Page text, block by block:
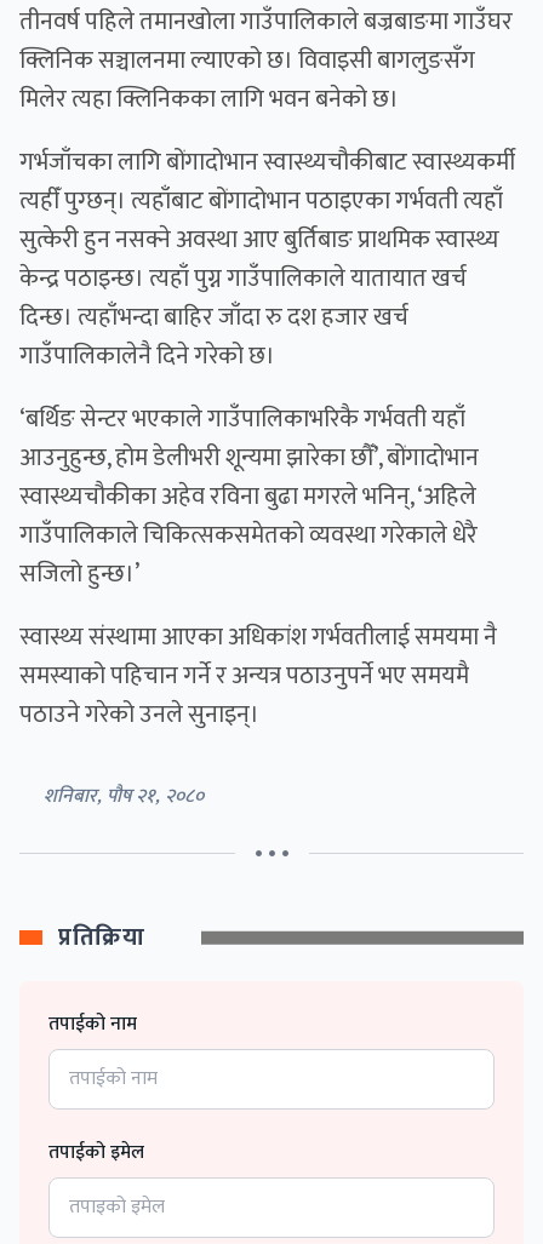
तीनवर्ष पहिले तमानखोला गाउँपालिकाले बज्रबाङमा गाउँघर
क्लिनिक सञ्चालनमा ल्याएको छ। विवाइसी बागलुङसँग
मिलेर त्यहा क्लिनिकका लागि भवन बनेको छ।
गर्भजाँचका लागि बोंगादोभान स्वास्थ्यचौकीबाट स्वास्थ्यकर्मी
त्यहीँ पुग्छन्। त्यहाँबाट बोंगादोभान पठाइएका गर्भवती त्यहाँ
सुत्केरी हुन नसक्ने अवस्था आए बुर्तिबाङ प्राथमिक स्वास्थ्य
केन्द्र पठाइन्छ। त्यहाँ पुग्न गाउँपालिकाले यातायात खर्च
दिन्छ। त्यहाँभन्दा बाहिर जाँदा रु दश हजार खर्च
गाउँपालिकालेनै दिने गरेको छ।
‘बर्थिङ सेन्टर भएकाले गाउँपालिकाभरिकै गर्भवती यहाँ
आउनुहुन्छ, होम डेलीभरी शून्यमा झारेका छौँ’, बोंगादोभान
स्वास्थ्यचौकीका अहेव रविना बुढा मगरले भनिन्, ‘अहिले
गाउँपालिकाले चिकित्सकसमेतको व्यवस्था गरेकाले धेरै
सजिलो हुन्छ।’
स्वास्थ्य संस्थामा आएका अधिकांश गर्भवतीलाई समयमा नै
समस्याको पहिचान गर्ने र अन्यत्र पठाउनुपर्ने भए समयमै
पठाउने गरेको उनले सुनाइन्।
शनिबार, पौष २१, २०८०
• • •
प्रतिक्रिया
तपाईको नाम
तपाईको इमेल